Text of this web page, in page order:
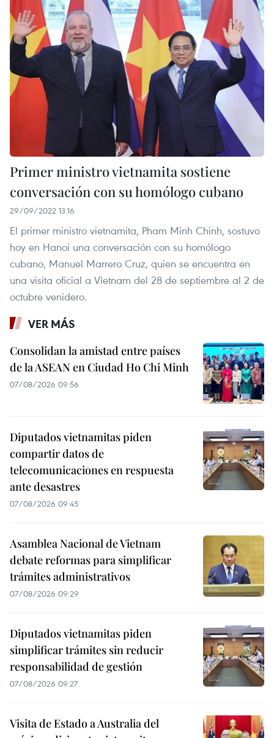
Primer ministro vietnamita sostiene
conversación con su homólogo cubano
29/09/2022 13:16
El primer ministro vietnamita, Pham Minh Chinh, sostuvo
hoy en Hanoi una conversación con su homólogo
cubano, Manuel Marrero Cruz, quien se encuentra en
una visita oficial a Vietnam del 28 de septiembre al 2 de
octubre venidero.
VER MÁS
Consolidan la amistad entre países
de la ASEAN en Ciudad Ho Chi Minh
07/08/2026 09:56
Diputados vietnamitas piden
compartir datos de
telecomunicaciones en respuesta
ante desastres
07/08/2026 09:45
Asamblea Nacional de Vietnam
debate reformas para simplificar
trámites administrativos
07/08/2026 09:29
Diputados vietnamitas piden
simplificar trámites sin reducir
responsabilidad de gestión
07/08/2026 09:27
Visita de Estado a Australia del